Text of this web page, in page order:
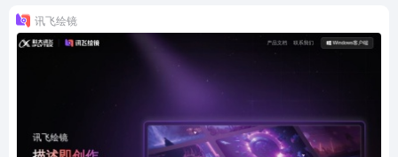
讯飞绘镜